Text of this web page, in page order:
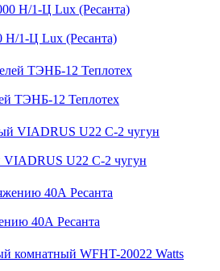
Н/1-Ц Lux (Ресанта)
ТЭНБ-12 Теплотех
VIADRUS U22 C-2 чугун
40А Ресанта